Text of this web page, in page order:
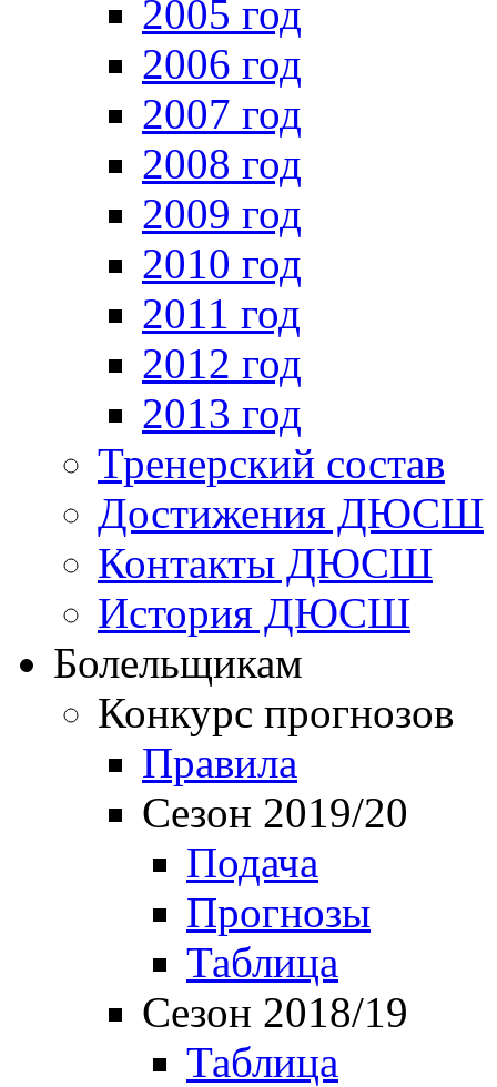
2005 год
2006 год
2007 год
2008 год
2009 год
2010 год
2011 год
2012 год
2013 год
Тренерский состав
Достижения ДЮСШ
Контакты ДЮСШ
История ДЮСШ
Болельщикам
Конкурс прогнозов
Правила
Сезон 2019/20
Подача
Прогнозы
Таблица
Сезон 2018/19
Таблица